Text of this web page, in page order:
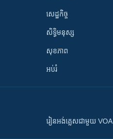
សេដ្ឋកិច្ច
សិទ្ធិមនុស្ស
សុខភាព
អប់រំ
រៀន​​​​​​អង់គ្លេស​​ជាមួយ VOA